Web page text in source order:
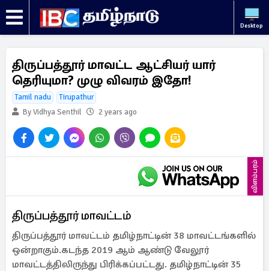
Desktop
திருப்பத்தூர் மாவட்ட ஆட்சியர் யார்
தெரியுமா? முழு விவரம் இதோ!
Tamil nadu
Tirupathur
By Vidhya Senthil
2 years ago
விளம்பரம்
திருப்பத்தூர் மாவட்டம்
திருப்பத்தூர் மாவட்டம் தமிழ்நாட்டின் 38 மாவட்டங்களில்
ஒன்றாகும்.கடந்த 2019 ஆம் ஆண்டு வேலூர்
மாவட்டத்திலிருந்து பிரிக்கப்பட்டது. தமிழ்நாட்டின் 35